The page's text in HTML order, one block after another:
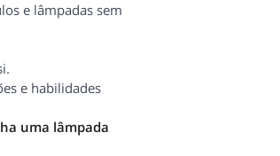
e lâmpadas sem
e habilidades
uma lâmpada